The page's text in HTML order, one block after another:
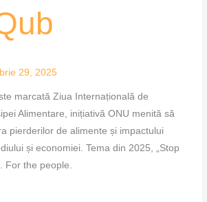
29, 2025
marcată Ziua Internațională de
Alimentare, inițiativă ONU menită să
pierderilor de alimente și impactului
și economiei. Tema din 2025, „Stop
For the people.